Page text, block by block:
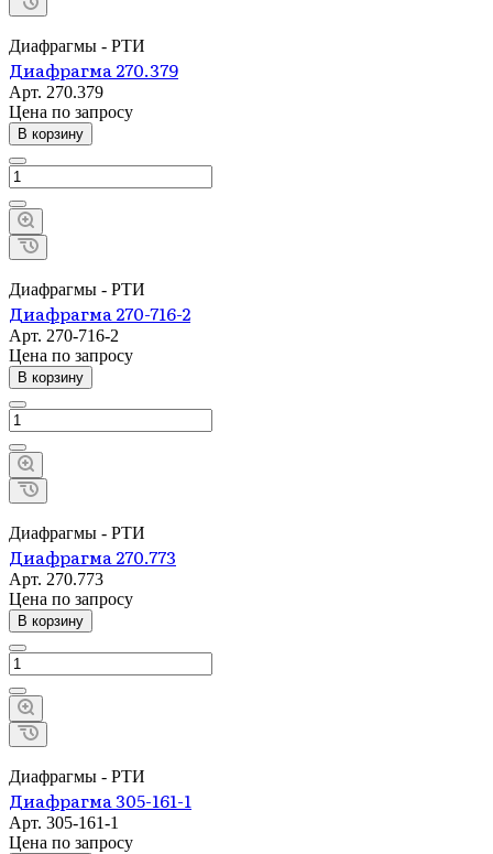
Диафрагмы - РТИ
Диафрагма 270.379
Арт. 270.379
Цена по запросу
В корзину
Диафрагмы - РТИ
Диафрагма 270-716-2
Арт. 270-716-2
Цена по запросу
В корзину
Диафрагмы - РТИ
Диафрагма 270.773
Арт. 270.773
Цена по запросу
В корзину
Диафрагмы - РТИ
Диафрагма 305-161-1
Арт. 305-161-1
Цена по запросу